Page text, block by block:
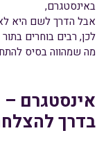
באינסטגרם,
אבל הדרך לשם היא
לכן, רבים בוחרים
מה שמהווה בסיס
אינסטגרם
בדרך